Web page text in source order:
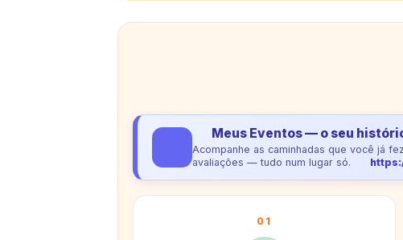
Meus Eventos — o seu
Acompanhe as caminhadas que você já
avaliações — tudo num lugar só.
01